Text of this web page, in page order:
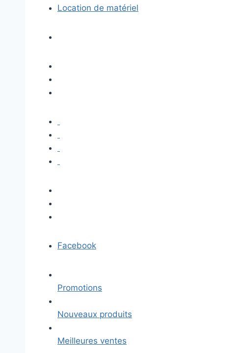
Location de matériel
Facebook
Promotions
Nouveaux produits
Meilleures ventes